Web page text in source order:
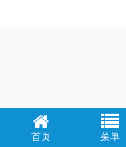
首页 菜单